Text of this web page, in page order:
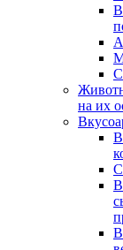
на их